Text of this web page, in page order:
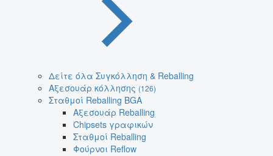
Δείτε όλα Συγκόλληση & Reballing
Αξεσουάρ κόλλησης (126)
Σταθμοί Reballing BGA
Αξεσουάρ Reballing
Chipsets γραφικών
Σταθμοί Reballing
Φούρνοι Reflow